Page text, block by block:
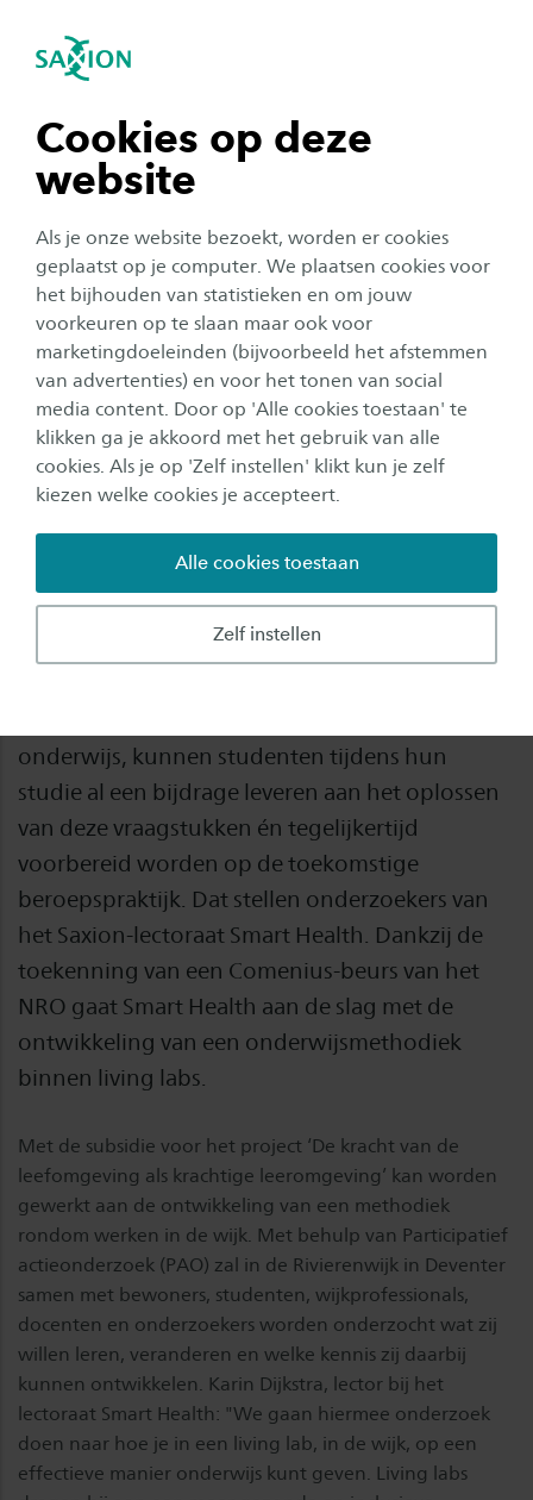
Cookies op deze
website
Als je onze website bezoekt, worden er cookies
geplaatst op je computer. We plaatsen cookies voor
het bijhouden van statistieken en om jouw
voorkeuren op te slaan maar ook voor
marketingdoeleinden (bijvoorbeeld het afstemmen
van advertenties) en voor het tonen van social
media content. Door op 'Alle cookies toestaan' te
klikken ga je akkoord met het gebruik van alle
cookies. Als je op 'Zelf instellen' klikt kun je zelf
kiezen welke cookies je accepteert.
Zelf instellen
Alle cookies toestaan
Navigatie openen
tonen
tonen
tonen
tonen
sluiten
Onderzoek
Living lab in de wijk
belangrijke leeromgeving
voor studenten
Auteur:
Femke van Stratum
Publicatiedatum:
27 juni 2024 Leestijd: Minuten
Studenten zorg en welzijn kunnen een
belangrijke rol spelen bij het aanpakken van
maatschappelijke uitdagingen, zoals
onderwijs, kunnen studenten tijdens hun
studie al een bijdrage leveren aan het oplossen
van deze vraagstukken én tegelijkertijd
voorbereid worden op de toekomstige
beroepspraktijk. Dat stellen onderzoekers van
het Saxion-lectoraat Smart Health. Dankzij de
toekenning van een Comenius-beurs van het
NRO gaat Smart Health aan de slag met de
ontwikkeling van een onderwijsmethodiek
binnen living labs.
Met de subsidie voor het project ‘De kracht van de
leefomgeving als krachtige leeromgeving’ kan worden
gewerkt aan de ontwikkeling van een methodiek
rondom werken in de wijk. Met behulp van Participatief
actieonderzoek (PAO) zal in de Rivierenwijk in Deventer
samen met bewoners, studenten, wijkprofessionals,
docenten en onderzoekers worden onderzocht wat zij
willen leren, veranderen en welke kennis zij daarbij
kunnen ontwikkelen. Karin Dijkstra, lector bij het
lectoraat Smart Health: "We gaan hiermee onderzoek
doen naar hoe je in een living lab, in de wijk, op een
effectieve manier onderwijs kunt geven. Living labs